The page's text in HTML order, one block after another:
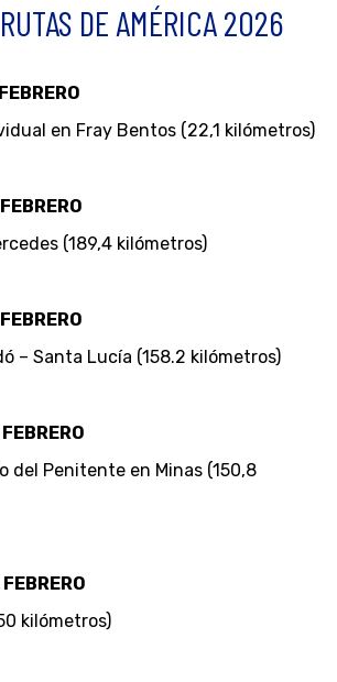
DE AMÉRICA 2026
en Fray Bentos (22,1 kilómetros)
(189,4 kilómetros)
– Santa Lucía (158.2 kilómetros)
del Penitente en Minas (150,8
kilómetros)